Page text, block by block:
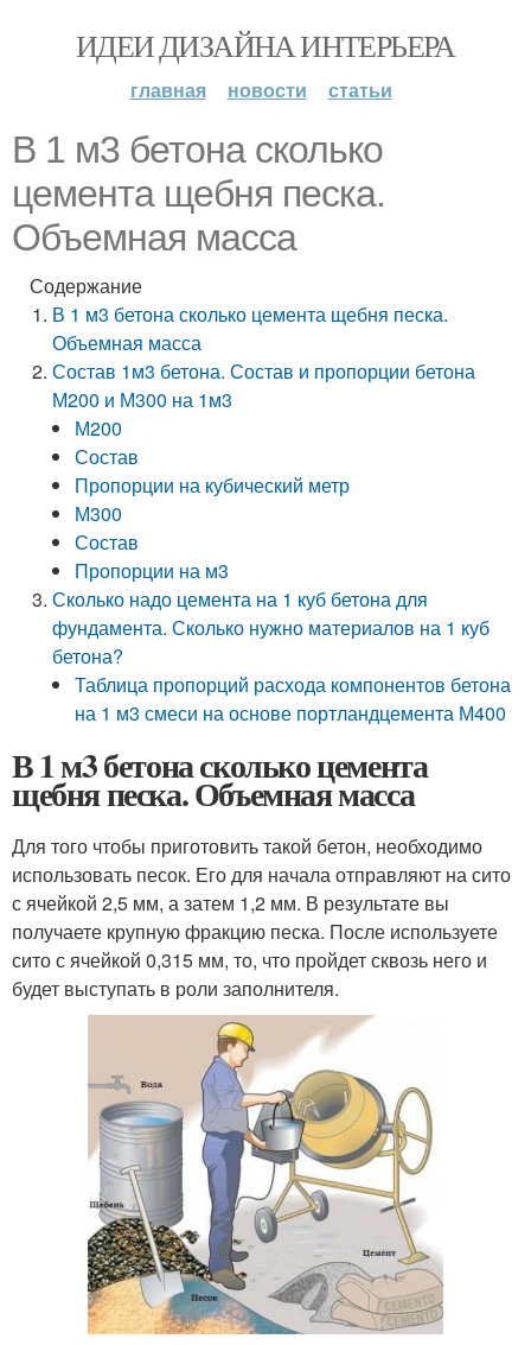
ИДЕИ ДИЗАЙНА ИНТЕРЬЕРА
главная новости статьи
В 1 м3 бетона сколько
цемента щебня песка.
Объемная масса
Содержание
В 1 м3 бетона сколько цемента щебня песка.
Объемная масса
Состав 1м3 бетона. Состав и пропорции бетона
М200 и М300 на 1м3
М200
Состав
Пропорции на кубический метр
М300
Состав
Пропорции на м3
Сколько надо цемента на 1 куб бетона для
фундамента. Сколько нужно материалов на 1 куб
бетона?
Таблица пропорций расхода компонентов бетона
на 1 м3 смеси на основе портландцемента М400
В 1 м3 бетона сколько цемента
щебня песка. Объемная масса
Для того чтобы приготовить такой бетон, необходимо
использовать песок. Его для начала отправляют на сито
с ячейкой 2,5 мм, а затем 1,2 мм. В результате вы
получаете крупную фракцию песка. После используете
сито с ячейкой 0,315 мм, то, что пройдет сквозь него и
будет выступать в роли заполнителя.